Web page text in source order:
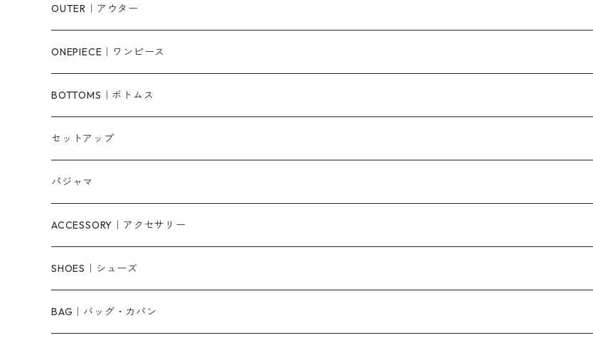
Tシャツ/カットソー
シャツ/ブラウス
ベスト/チョッキ
タンクトップ/キャミソール
スウェット/パーカー
ニット/セーター
ベアトップ・チューブトップ
その他
OUTER｜アウター
ジャケット/ブルゾン
コート
カーディガン
ダウンコート
その他
ONEPIECE｜ワンピース
柄
無地
ニットワンピース
ロングワンピース
シャツワンピース
キャミワンピース
BOTTOMS｜ボトムス
パンツ・デニム
ショートパンツ
スカート
その他
セットアップ
パジャマ
ACCESSORY｜アクセサリー
ピアス・リング
ネックレス
SHOES｜シューズ
パンプス
BAG｜バッグ・カバン